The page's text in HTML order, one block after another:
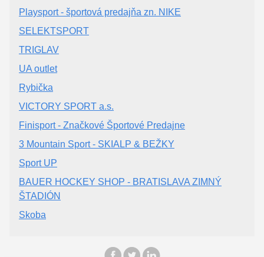
Playsport - športová predajňa zn. NIKE
SELEKTSPORT
TRIGLAV
UA outlet
Rybička
VICTORY SPORT a.s.
Finisport - Značkové Športové Predajne
3 Mountain Sport - SKIALP & BEŽKY
Sport UP
BAUER HOCKEY SHOP - BRATISLAVA ZIMNÝ
ŠTADIÓN
Skoba